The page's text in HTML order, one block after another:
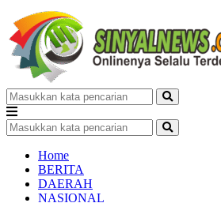
Home
BERITA
DAERAH
NASIONAL